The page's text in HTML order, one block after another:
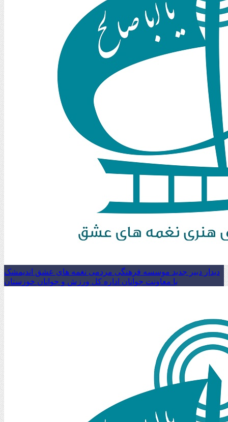
دیدار دبیر جدید موسسه فرهنگی مردمی نغمه های عشق اندیمشک
با معاونت جوانان اداره کل ورزش و جوانان خوزستان